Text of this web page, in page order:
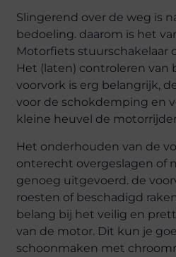
Slingerend over de weg is
bedoeling. daarom is het
Motorfiets stuurschakelaar
Het (laten) controleren van
voorvork is erg belangrijk,
voor de schokdemping en
kleine heuvel de
Het onderhouden van de
onterecht overgeslagen of
genoeg uitgevoerd. de
roesten of beschadigd
belang bij het veilig en
van de motor. Dit kun je
schoonmaken met